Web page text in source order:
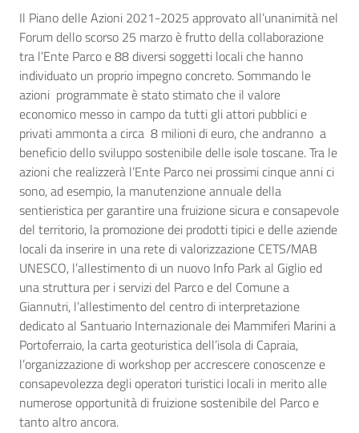
Il Piano delle Azioni 2021-2025 approvato all’unanimità nel
Forum dello scorso 25 marzo è frutto della collaborazione
tra l’Ente Parco e 88 diversi soggetti locali che hanno
individuato un proprio impegno concreto. Sommando le
azioni programmate è stato stimato che il valore
economico messo in campo da tutti gli attori pubblici e
privati ammonta a circa 8 milioni di euro, che andranno a
beneficio dello sviluppo sostenibile delle isole toscane. Tra le
azioni che realizzerà l’Ente Parco nei prossimi cinque anni ci
sono, ad esempio, la manutenzione annuale della
sentieristica per garantire una fruizione sicura e consapevole
del territorio, la promozione dei prodotti tipici e delle aziende
locali da inserire in una rete di valorizzazione CETS/MAB
UNESCO, l’allestimento di un nuovo Info Park al Giglio ed
una struttura per i servizi del Parco e del Comune a
Giannutri, l’allestimento del centro di interpretazione
dedicato al Santuario Internazionale dei Mammiferi Marini a
Portoferraio, la carta geoturistica dell’isola di Capraia,
l’organizzazione di workshop per accrescere conoscenze e
consapevolezza degli operatori turistici locali in merito alle
numerose opportunità di fruizione sostenibile del Parco e
tanto altro ancora.